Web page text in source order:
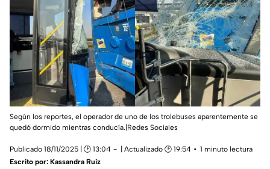
Según los reportes, el operador de uno de los trolebuses aparentemente se
quedó dormido mientras conducía.|Redes Sociales
Publicado 18/11/2025 | 🕑 13:04 | Actualizado 🕑 19:54
1 minuto lectura
Escrito por: Kassandra Ruiz